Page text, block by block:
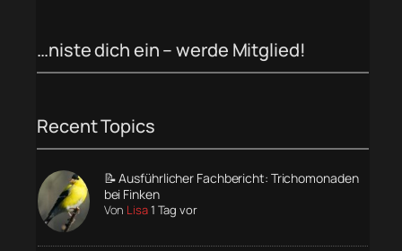
…niste dich ein – werde Mitglied!
Recent Topics
📝 Ausführlicher Fachbericht: Trichomonaden
bei Finken
Von Lisa1 Tag vor